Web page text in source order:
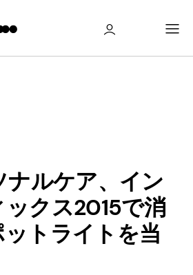
ナルケア、イン
クス2015で消
トライトを当